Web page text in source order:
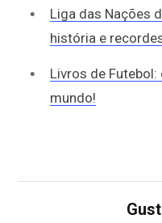
Liga das Nações
história e
Livros de
mundo!